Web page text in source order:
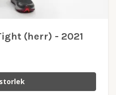
(herr) - 2021